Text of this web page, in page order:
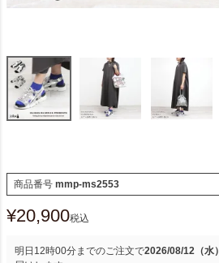
商品番号 mmp-ms2553
¥20,900税込
明日 12時00分までのご注文で2026/08/12（水）